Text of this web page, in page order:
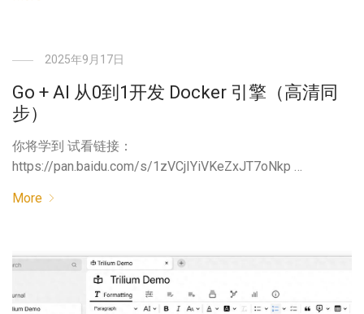
2025年9月17日
Go + AI 从0到1开发 Docker 引擎（高清同
步）
你将学到 试看链接：
https://pan.baidu.com/s/1zVCjIYiVKeZxJT7oNkp …
More